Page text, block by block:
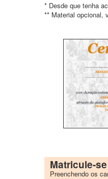
* Desde que tenha
** Material opcional,
Matricule-
Preenchendo os